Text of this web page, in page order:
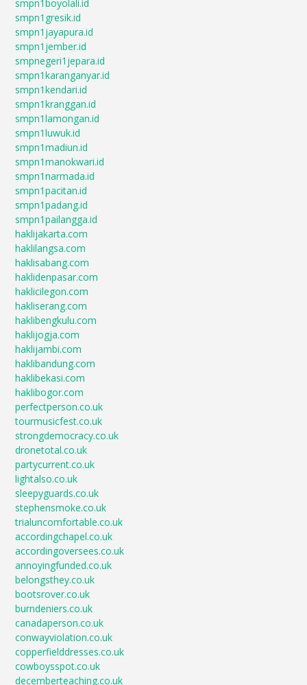
smpn1boyolali.id
smpn1gresik.id
smpn1jayapura.id
smpn1jember.id
smpnegeri1jepara.id
smpn1karanganyar.id
smpn1kendari.id
smpn1kranggan.id
smpn1lamongan.id
smpn1luwuk.id
smpn1madiun.id
smpn1manokwari.id
smpn1narmada.id
smpn1pacitan.id
smpn1padang.id
smpn1pailangga.id
haklijakarta.com
haklilangsa.com
haklisabang.com
haklidenpasar.com
haklicilegon.com
hakliserang.com
haklibengkulu.com
haklijogja.com
haklijambi.com
haklibandung.com
haklibekasi.com
haklibogor.com
perfectperson.co.uk
tourmusicfest.co.uk
strongdemocracy.co.uk
dronetotal.co.uk
partycurrent.co.uk
lightalso.co.uk
sleepyguards.co.uk
stephensmoke.co.uk
trialuncomfortable.co.uk
accordingchapel.co.uk
accordingoversees.co.uk
annoyingfunded.co.uk
belongsthey.co.uk
bootsrover.co.uk
burndeniers.co.uk
canadaperson.co.uk
conwayviolation.co.uk
copperfielddresses.co.uk
cowboysspot.co.uk
decemberteaching.co.uk